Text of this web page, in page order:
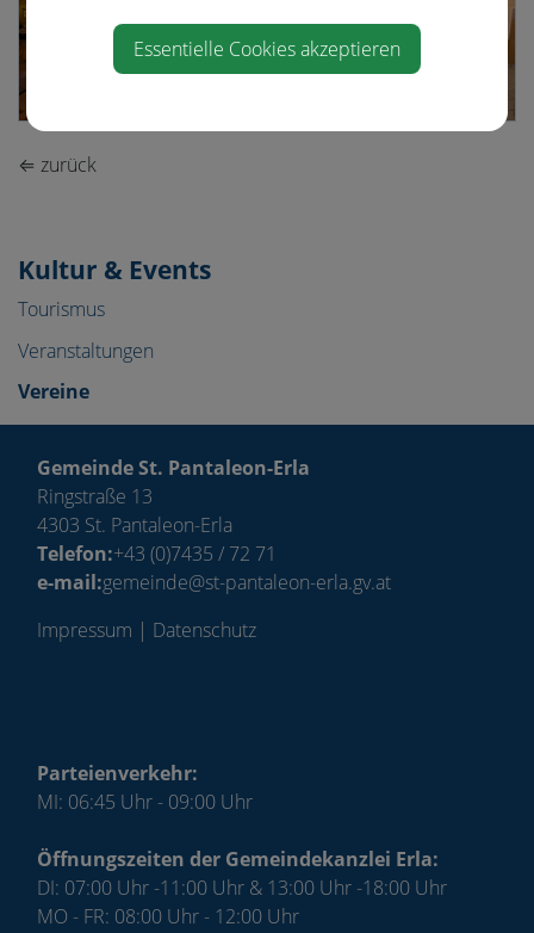
Kultur & Events
Tourismus
Veranstaltungen
Vereine
⇐ zurück
Gemeinde St. Pantaleon-Erla
Ringstraße 13
4303 St. Pantaleon-Erla
Telefon:+43 (0)7435 / 72 71
e-mail:gemeinde@st-pantaleon-erla.gv.at
Impressum | Datenschutz
Parteienverkehr:
MI: 06:45 Uhr - 09:00 Uhr
Öffnungszeiten der Gemeindekanzlei Erla:
DI: 07:00 Uhr -11:00 Uhr & 13:00 Uhr -18:00 Uhr
MO - FR: 08:00 Uhr - 12:00 Uhr
Essentielle Cookies akzeptieren